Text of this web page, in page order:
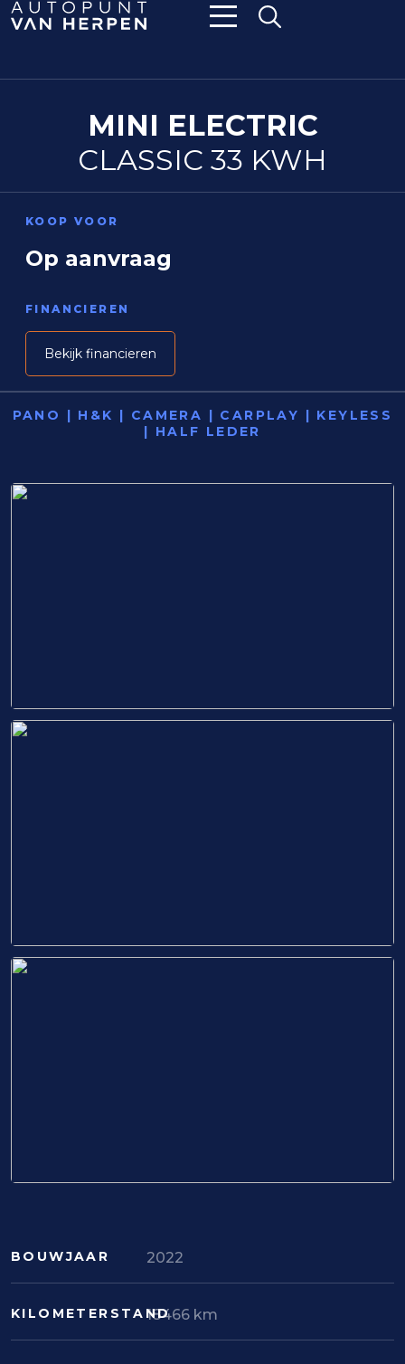
MINI ELECTRIC
CLASSIC 33 KWH
KOOP VOOR
Op aanvraag
FINANCIEREN
Bekijk financieren
PANO | H&K | CAMERA | CARPLAY | KEYLESS
| HALF LEDER
BOUWJAAR 2022
KILOMETERSTAND18466 km